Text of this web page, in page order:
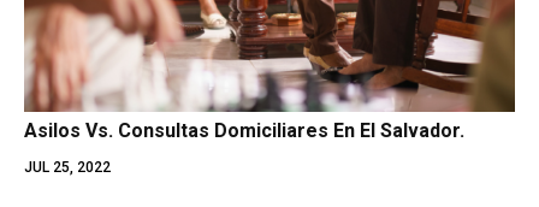
Asilos Vs. Consultas Domiciliares En El Salvador.
JUL 25, 2022